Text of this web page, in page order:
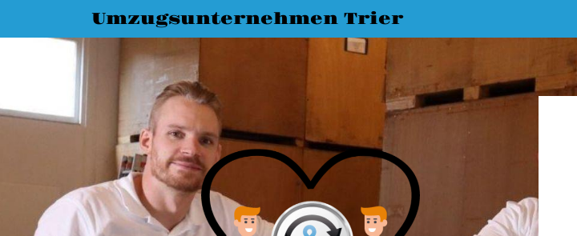
Umzugsunternehmen Trier